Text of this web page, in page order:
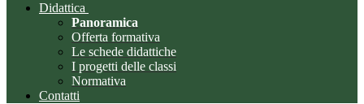
Didattica
Panoramica
Offerta formativa
Le schede didattiche
I progetti delle classi
Normativa
Contatti